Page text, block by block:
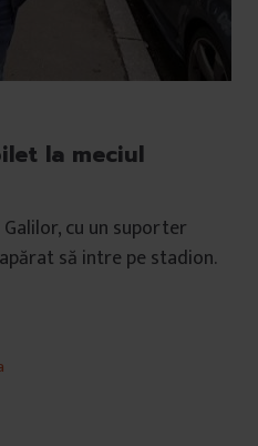
la meciul
cu un suporter
să intre pe stadion.